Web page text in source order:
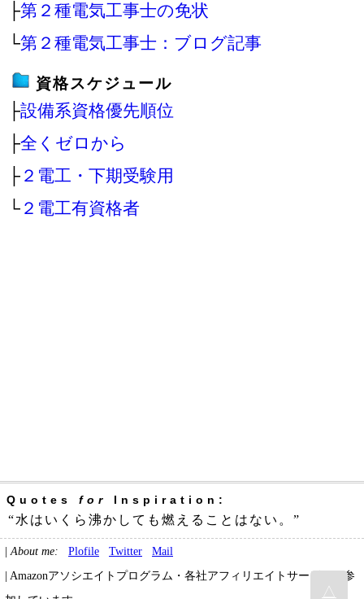
├第２種電気工事士の免状
└第２種電気工事士：ブログ記事
資格スケジュール
├設備系資格優先順位
├全くゼロから
├ ２電工・下期受験用
└ ２電工有資格者
Quotes for Inspiration:
“水はいくら沸かしても燃えることはない。”
| About me: Plofile Twitter
Mail
| Amazonアソシエイトプログラム・各社アフィリエイトサービスに参